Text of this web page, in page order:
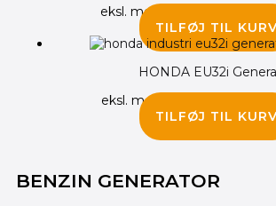
eksl. moms
TILFØJ TIL KURV
HONDA EU32i
eksl. moms
TILFØJ TIL KURV
BENZIN GENERATOR